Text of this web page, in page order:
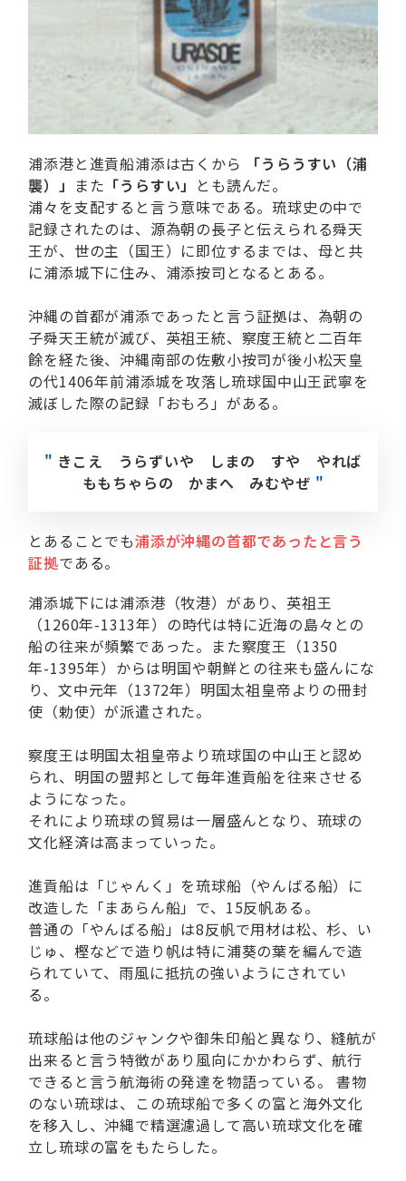
浦添港と進貢船浦添は古くから
「うらうすい（浦
襲）」 また 「うらすい」 とも読んだ。
浦々を支配すると言う意味である。琉球史の中で
記録されたのは、源為朝の長子と伝えられる舜天
王が、世の主（国王）に即位するまでは、母と共
に浦添城下に住み、浦添按司となるとある。
沖縄の首都が浦添であったと言う証拠は、為朝の
子舜天王統が滅び、英祖王統、察度王統と二百年
餘を経た後、沖縄南部の佐敷小按司が後小松天皇
の代1406年前浦添城を攻落し琉球国中山王武寧を
滅ぼした際の記録「おもろ」がある。
" きこえ うらずいや しまの すや やれば
ももちゃらの かまへ みむやぜ "
とあることでも浦添が沖縄の首都であったと言う
証拠である。
浦添城下には浦添港（牧港）があり、英祖王
（1260年-1313年）の時代は特に近海の島々との
船の往来が頻繁であった。また察度王（1350
年-1395年）からは明国や朝鮮との往来も盛んにな
り、文中元年（1372年）明国太祖皇帝よりの冊封
使（勅使）が派遣された。
察度王は明国太祖皇帝より琉球国の中山王と認め
られ、明国の盟邦として毎年進貢船を往来させる
ようになった。
それにより琉球の貿易は一層盛んとなり、琉球の
文化経済は高まっていった。
進貢船は「じゃんく」を琉球船（やんばる船）に
改造した「まあらん船」で、15反帆ある。
普通の「やんばる船」は8反帆で用材は松、杉、い
じゅ、樫などで造り帆は特に浦葵の葉を編んで造
られていて、雨風に抵抗の強いようにされてい
る。
琉球船は他のジャンクや御朱印船と異なり、縫航が
出来ると言う特徴があり風向にかかわらず、航行
できると言う航海術の発達を物語っている。 書物
のない琉球は、この琉球船で多くの富と海外文化
を移入し、沖縄で精選濾過して高い琉球文化を確
立し琉球の富をもたらした。